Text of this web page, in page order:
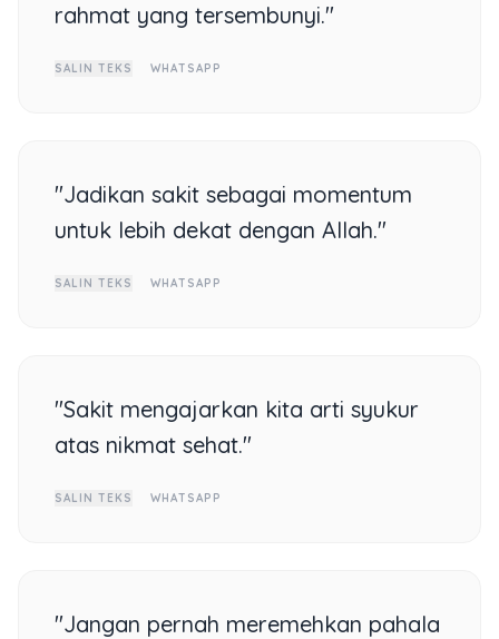
rahmat yang tersembunyi."
SALIN TEKS WHATSAPP
"Jadikan sakit sebagai momentum
untuk lebih dekat dengan Allah."
SALIN TEKS WHATSAPP
"Sakit mengajarkan kita arti syukur
atas nikmat sehat."
SALIN TEKS WHATSAPP
"Jangan pernah meremehkan pahala